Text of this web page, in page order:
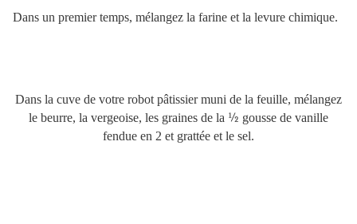
Dans un premier temps, mélangez la farine et la levure chimique.
Dans la cuve de votre robot pâtissier muni de la feuille, mélangez
le beurre, la vergeoise, les graines de la ½ gousse de vanille
fendue en 2 et grattée et le sel.